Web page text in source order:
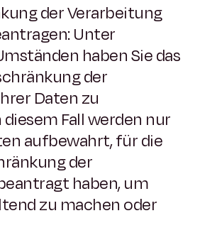
der Verarbeitung
Unter
haben Sie das
der
Daten zu
Fall werden nur
aufbewahrt, für die
der
haben, um
zu machen oder